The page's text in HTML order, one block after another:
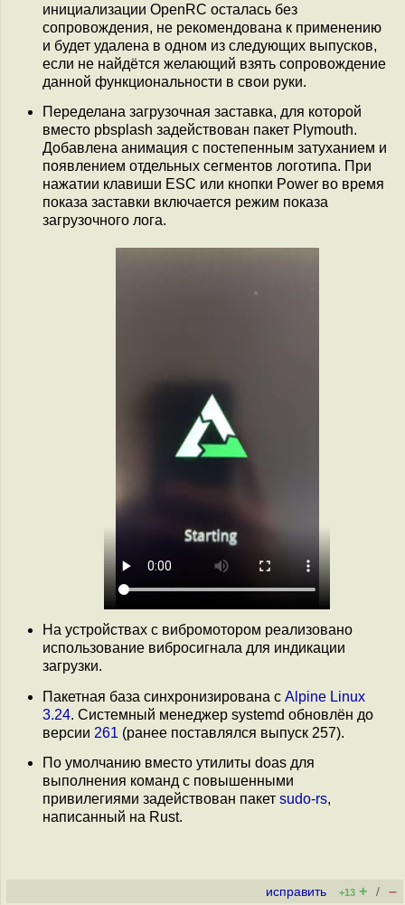
инициализации OpenRC осталась без
сопровождения, не рекомендована к применению
и будет удалена в одном из следующих выпусков,
если не найдётся желающий взять сопровождение
данной функциональности в свои руки.
Переделана загрузочная заставка, для которой
вместо pbsplash задействован пакет Plymouth.
Добавлена анимация с постепенным затуханием и
появлением отдельных сегментов логотипа. При
нажатии клавиши ESC или кнопки Power во время
показа заставки включается режим показа
загрузочного лога.
На устройствах с вибромотором реализовано
использование вибросигнала для индикации
загрузки.
Пакетная база синхронизирована с Alpine Linux
3.24. Системный менеджер systemd обновлён до
версии 261 (ранее поставлялся выпуск 257).
По умолчанию вместо утилиты doas для
выполнения команд с повышенными
привилегиями задействован пакет sudo-rs,
написанный на Rust.
исправить +13 + / –